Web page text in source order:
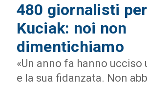
480 giornalisti
Kuciak: noi non
dimentichiamo
«Un anno fa hanno ucciso
e la sua fidanzata. Non